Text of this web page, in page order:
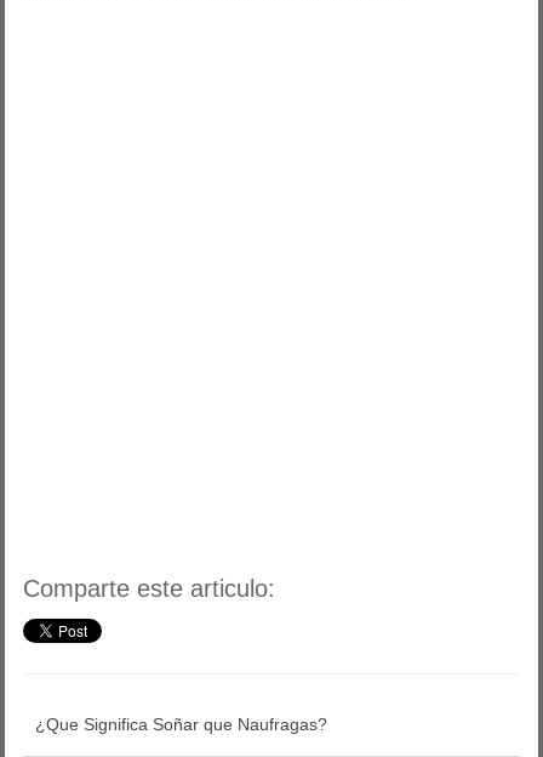
Comparte este articulo:
¿Que Significa Soñar que Naufragas?